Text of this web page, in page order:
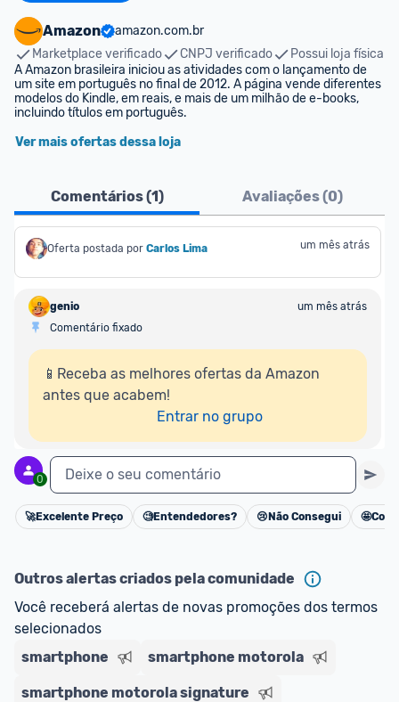
Amazon
amazon.com.br
Marketplace verificado
CNPJ verificado
Possui loja física
A Amazon brasileira iniciou as atividades com o lançamento de
um site em português no final de 2012. A página vende diferentes
modelos do Kindle, em reais, e mais de um milhão de e-books,
incluindo títulos em português.
Ver mais ofertas dessa loja
Comentários (1) Avaliações (0)
Oferta postada por Carlos Lima um mês atrás
genio
um mês atrás
Comentário fixado
📱Receba as melhores ofertas da Amazon
antes que acabem!
Entrar no grupo
0 Deixe o seu comentário
Cancelar
🚀Excelente Preço 🧐Entendedores? 😢 Não Consegui 🤩
Outros alertas criados pela comunidade
Você receberá alertas de novas promoções dos termos
selecionados
smartphone
smartphone motorola
smartphone motorola signature